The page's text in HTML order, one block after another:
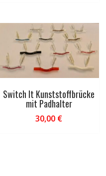
Switch It Kunststoffbrücke
mit Padhalter
30,00 €